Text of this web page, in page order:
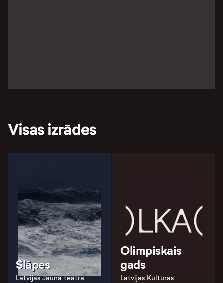
Visas izrādes
Slāpes
Latvijas Jaunā teātra
Olimpiskais
gads
Latvijas Kultūras